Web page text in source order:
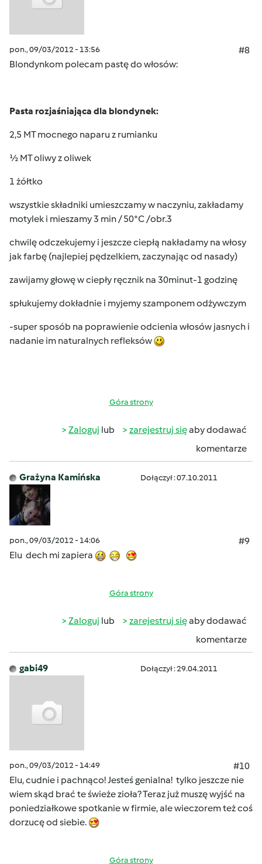
pon., 09/03/2012 - 13:56
#8
Blondynkom polecam pastę do włosów:
Pasta rozjaśniająca dla blondynek:
2,5 MT mocnego naparu z rumianku
½ MT oliwy z oliwek
1 żółtko
wszystkie składniki umieszczamy w naczyniu, zakładamy
motylek i mieszamy 3 min / 50*C /obr.3
chwilę odczekujemy i jeszcze ciepłą nakładamy na włosy
jak farbę (najlepiej pędzelkiem, zaczynając od nasady)
zawijamy głowę w ciepły ręcznik na 30minut-1 godzinę
spłukujemy dokładnie i myjemy szamponem odżywczym
-super sposób na poprawienie odcienia włosów jasnych i
nadanie im naturalnych refleksów
Góra strony
Zaloguj lub zarejestruj sięaby dodawać
komentarze
Grażyna Kamińska Dołączył : 07.10.2011
pon., 09/03/2012 - 14:06
#9
Elu dech mi zapiera
Góra strony
Zaloguj lub zarejestruj sięaby dodawać
komentarze
gabi49 Dołączył : 29.04.2011
pon., 09/03/2012 - 14:49
#10
Elu, cudnie i pachnąco! Jesteś genialna! tylko jeszcze nie
wiem skąd brać te świeże zioła? Teraz już muszę wyjść na
poniedziałkowe spotkanie w firmie, ale wieczorem też coś
dorzucę od siebie.
Góra strony